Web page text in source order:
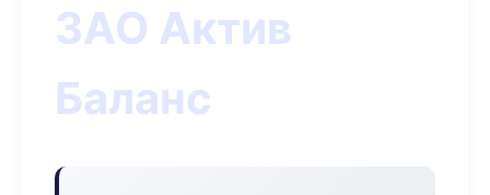
ЗАО Актив
Баланс